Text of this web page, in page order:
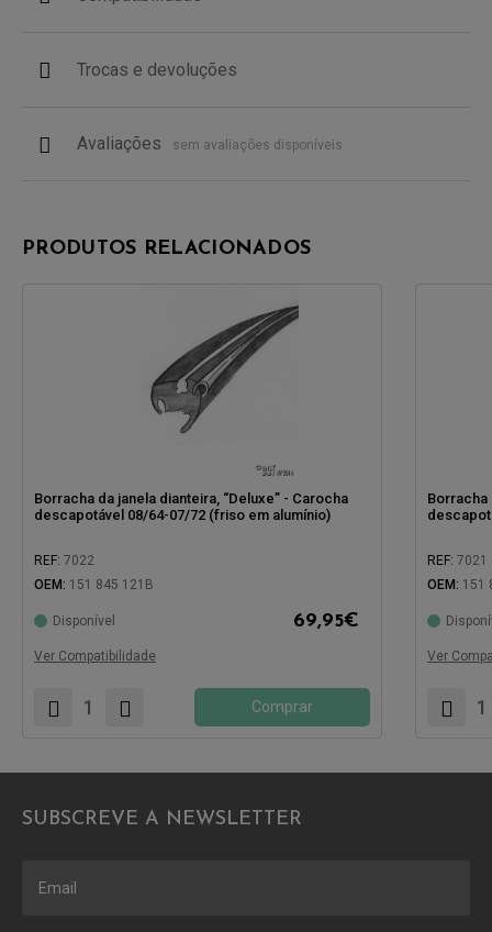
Trocas e devoluções
Avaliações sem avaliações disponíveis
PRODUTOS RELACIONADOS
Borracha da janela dianteira, “Deluxe” - Carocha
descapotável 08/64-07/72 (friso em alumínio)
REF: 7022
OEM: 151 845 121B
Disponível 69,95€
Ver Compatibilidade
Comprar
Borracha
REF: 7021
OEM: 151
Ver
SUBSCREVE A NEWSLETTER